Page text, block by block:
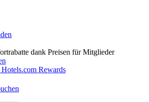
dank Preisen für Mitglieder
Rewards